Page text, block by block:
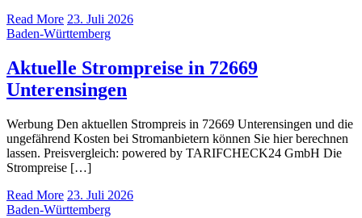
Read More 23. Juli 2026
Baden-Württemberg
Aktuelle Strompreise in 72669
Unterensingen
Werbung Den aktuellen Strompreis in 72669 Unterensingen und die
ungefährend Kosten bei Stromanbietern können Sie hier berechnen
lassen. Preisvergleich: powered by TARIFCHECK24 GmbH Die
Strompreise […]
Read More 23. Juli 2026
Baden-Württemberg